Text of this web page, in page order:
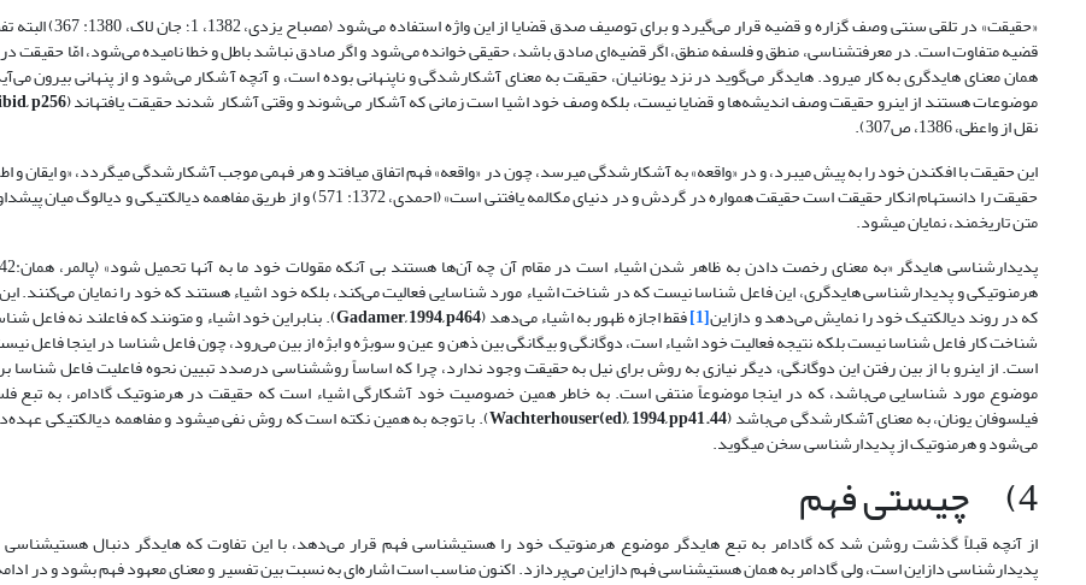
«حقیقت» در تلقی سنتی وصف گزاره و قضیه قرار می‌گیرد و
قضیه متفاوت است. در معرفت‏شناسی، منطق و فلسفه منطق، اگر قضیه‌ای صادق باشد، حقیقی خوانده می‌شود و اگر صادق نباشد باطل و خطا نامیده می‌شود، امّا حقیقت در
همان معنای هایدگری به کار می­رود. هایدگر می‌گوید در نزد یونانیان، حقیقت به معنای آشکارشدگی و ناپنهانی بوده است، و آنچه آشکار می‌شود و از پنهانی بیرون
موضوعات هستند از این‏رو حقیقت وصف اندیشه‌ها و قضایا نیست، بلکه وصف خود اشیا است زمانی که آشکار می‌شوند و وقتی آشکار شدند حقیقت یافته­اند (p256
نقل از واعظی، 1386، ص307).
این حقیقت با افکندن خود را به پیش می­برد، و در «واقعه» به آشکارشدگی می­رسد، چون در «واقعه» فهم اتفاق می­افتد و هر فهمی موجب آشکارشدگی می­گردد، «و ایقان و
حقیقت را دانسته­ام انکار حقیقت است حقیقت همواره در گردش و در دنیای مکالمه یافتنی است» (احمدی، 1372: 571) و از طریق مفاهمه
متن تاریخمند، نمایان می­شود.
هرمنوتیکی و پدیدارشناسی هایدگری، این فاعل شناسا نیست که در شناخت اشیاء مورد شناسایی فعالیت می‌کند، بلکه خود اشیاء هستند که خود را نمایان می‌کنند.
که در روند دیالکتیک خود را نمایش می‌دهد و دازاین[1] فقط اجازه ظهور به اشیاء می‌دهد (Gadamer, 1994, p464). بنابراین خود اشیاء و متونند که فاعلند نه فاعل
شناخت کار فاعل شناسا نیست بلکه نتیجه فعالیت خود اشیاء است، دوگانگی و بیگانگی بین ذهن و عین و سوبژه و ابژه از بین می‌رود، چون فاعل شناسا در اینجا فاعل
است. از این­رو با از بین رفتن این دوگانگی، دیگر نیازی به روش برای نیل به حقیقت وجود ندارد، چرا که اساساً روش‏شناسی درصدد تبیین نحوه فاعلیت فاعل شناسا
موضوع مورد شناسایی می‌باشد، که در اینجا موضوعاً منتفی است. به خاطر همین خصوصیت خود آشکارگی اشیاء است که حقیقت در هرمنوتیک گادامر، به تبع
فیلسوفان یونان، به معنای آشکارشدگی می‌باشد (Wachterhouser(ed), 1994, pp41.44). با توجه به همین نکته است که روش نفی می­شود و مفاهمه دیالکتیکی
می‌شود و هرمنوتیک از پدیدارشناسی سخن می­گوید.
4) چیستی فهم
از آنچه قبلاً گذشت روشن شد که گادامر به تبع هایدگر موضوع هرمنوتیک خود را هستی‏شناسی فهم قرار می‌دهد، با این تفاوت که هایدگر دنبال هستی‏شناسی
پدیدارشناسی دازاین است، ولی گادامر به همان هستی‏شناسی فهم دازاین می‌پردازد. اکنون مناسب است اشاره‌ای به نسبت بین تفسیر و معنای معهود فهم بشود و در